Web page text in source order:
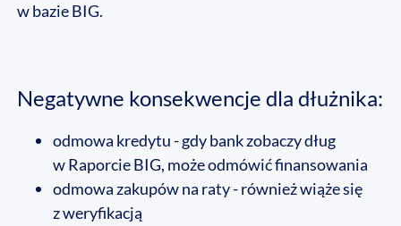
w bazie BIG.
Negatywne konsekwencje dla dłużnika:
odmowa kredytu - gdy bank zobaczy dług
w Raporcie BIG, może odmówić finansowania
odmowa zakupów na raty - również wiąże się
z weryfikacją